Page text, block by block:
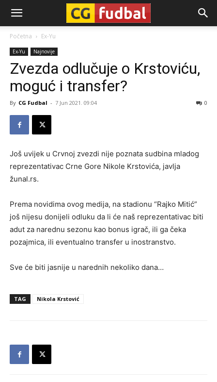
CG-
Fudbal
Početna Ex-Yu
Ex-Yu Najnovije
Zvezda odlučuje o Krstoviću,
moguć i transfer?
By CG Fudbal - 7 Jun 2021. 09:04 0
Još uvijek u Crvnoj zvezdi nije poznata sudbina mladog
reprezentativac Crne Gore Nikole Krstovića, javlja
žunal.rs.
Prema novidima ovog medija, na stadionu “Rajko Mitić”
još nijesu donijeli odluku da li će naš reprezentativac biti
adut za narednu sezonu kao bonus igrač, ili ga čeka
pozajmica, ili eventualno transfer u inostranstvo.
Sve će biti jasnije u narednih nekoliko dana…
TAG Nikola Krstović